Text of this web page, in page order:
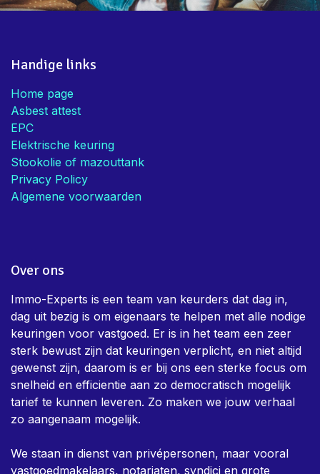
Handige links
Home page
Asbest attest
EPC
Elektrische keuring
Stookolie of mazouttank
Privacy Policy
Algemene voorwaarden
Over ons
Immo-Experts is een team van keurders dat dag in,
dag uit bezig is om eigenaars te helpen met alle nodige
keuringen voor vastgoed. Er is in het team een zeer
sterk bewust zijn dat keuringen verplicht, en niet altijd
gewenst zijn, daarom is er bij ons een sterke focus om
snelheid en efficientie aan zo democratisch mogelijk
tarief te kunnen leveren. Zo maken we jouw verhaal
zo aangenaam mogelijk.
We staan in dienst van privépersonen, maar vooral
vastgoedmakelaars, notariaten, syndici en grote